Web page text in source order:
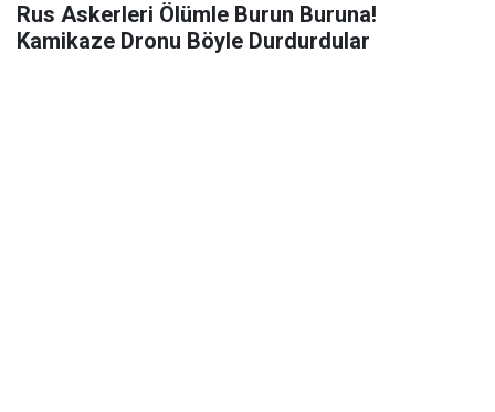
Rus Askerleri Ölümle Burun Buruna!
Kamikaze Dronu Böyle Durdurdular